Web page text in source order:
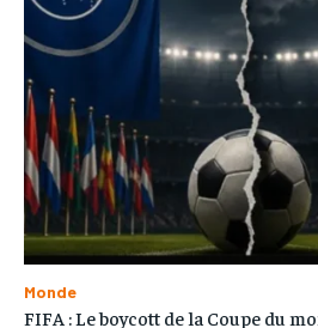
Monde
FIFA : Le boycott de la Coupe du